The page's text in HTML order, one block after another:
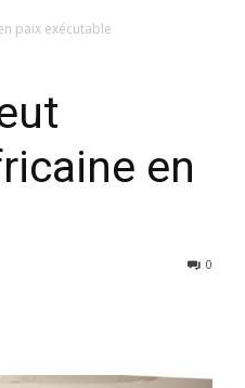
paix exécutable
en
0